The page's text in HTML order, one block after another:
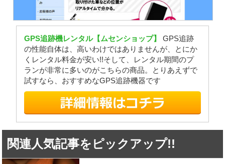
GPS追跡機レンタル【ムセンショップ】
GPS追跡
の性能自体は、高いわけではありませんが、とにか
くレンタル料金が安い!!そして、レンタル期間のプ
ランが非常に多いのがこちらの商品。とりあえずで
試すなら、おすすめなGPS追跡機器です
関連人気記事をピックアップ!!